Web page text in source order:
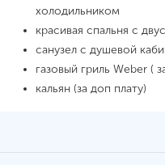
холодильником
красивая спальня с
санузел с душевой
газовый гриль Weber (
кальян (за доп плату)